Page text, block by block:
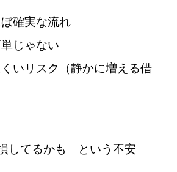
確実な流れ
じゃない
いリスク（静かに増える借
してるかも」という不安